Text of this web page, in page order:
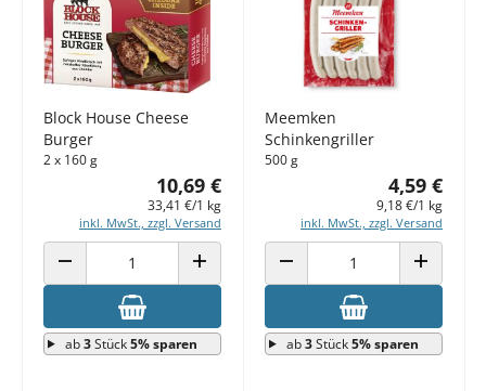
Block House Cheese
Burger
2 x 160 g
10,69 €
33,41 €/1 kg
inkl. MwSt., zzgl. Versand
ANZAHL VERRINGERN ANZAHL ERHÖHEN
ab3Stück5% sparen
Meemken
Schinkengriller
500 g
4,59 €
9,18 €/1 kg
inkl. MwSt., zzgl. Versand
ANZAHL VERRINGERN ANZAHL
ab3Stück5% sparen